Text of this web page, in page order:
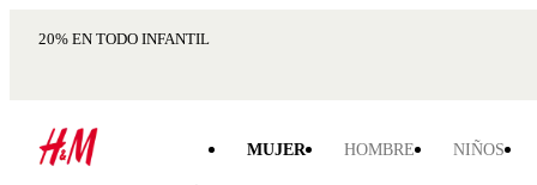
20% EN TODO INFANTIL
MUJER HOMBRE NIÑOS